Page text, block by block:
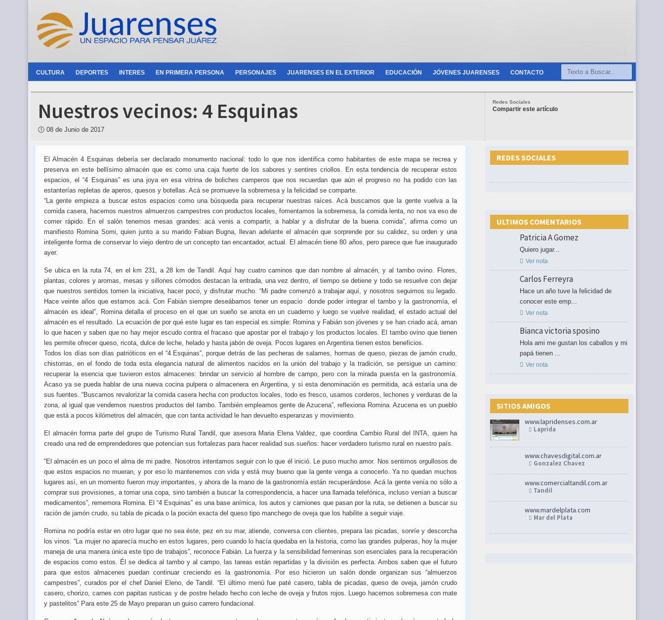
CULTURA DEPORTES INTERES EN PRIMERA PERSONA PERSONAJES JUARENSES EN EL EXTERIOR EDUCACIÓN JÓVENES JUARENSES CONTACTO
Redes Sociales
Compartir este artículo
Nuestros vecinos: 4 Esquinas
🕔 08 de Junio de 2017
El Almacén 4 Esquinas debería ser declarado monumento nacional: todo lo que nos identifica como habitantes de este mapa se recrea y
preserva en este bellísimo almacén que es como una caja fuerte de los sabores y sentires criollos. En esta tendencia de recuperar estos
espacios, el “4 Esquinas” es una joya en esa vitrina de boliches camperos que nos recuerdan que aún el progreso no ha podido con las
estanterías repletas de aperos, quesos y botellas. Acá se promueve la sobremesa y la felicidad se comparte.
“La gente empieza a buscar estos espacios como una búsqueda para recuperar nuestras raíces. Acá buscamos que la gente vuelva a la
comida casera, hacemos nuestros almuerzos campestres con productos locales, fomentamos la sobremesa, la comida lenta, no nos va eso de
comer rápido. En el salón tenemos mesas grandes: acá venis a compartir, a hablar y a disfrutar de la buena comida”, afirma como un
manifiesto Romina Somi, quien junto a su marido Fabian Bugna, llevan adelante el almacén que sorprende por su calidez, su orden y una
inteligente forma de conservar lo viejo dentro de un concepto tan encantador, actual. El almacén tiene 80 años, pero parece que fue inaugurado
ayer.
Se ubica en la ruta 74, en el km 231, a 28 km de Tandil. Aquí hay cuatro caminos que dan nombre al almacén, y al tambo ovino. Flores,
plantas, colores y aromas, mesas y sillones cómodos destacan la entrada, una vez dentro, el tiempo se detiene y todo se resuelve con dejar
que nuestros sentidos tomen la iniciativa, hacer poco, y disfrutar mucho. “Mi padre comenzó a trabajar aquí, y nosotros seguimos su legado.
Hace veinte años que estamos acá. Con Fabián siempre deseábamos tener un espacio donde poder integrar el tambo y la gastronomía, el
almacén es ideal”, Romina detalla el proceso en el que un sueño se anota en un cuaderno y luego se vuelve realidad, el estado actual del
almacén es el resultado. La ecuación de por qué este lugar es tan especial es simple: Romina y Fabián son jóvenes y se han criado acá, aman
lo que hacen y saben que no hay mejor escudo contra el fracaso que apostar por el trabajo y los productos locales. El tambo ovino que tienen
les permite ofrecer queso, ricota, dulce de leche, helado y hasta jabón de oveja. Pocos lugares en Argentina tienen estos beneficios.
Todos los días son días patrióticos en el “4 Esquinas”, porque detrás de las pecheras de salames, hormas de queso, piezas de jamón crudo,
chistorras, en el fondo de toda esta elegancia natural de alimentos nacidos en la unión del trabajo y la tradición, se persigue un camino:
recuperar la esencia que tuvieron estos almacenes: brindar un servicio al hombre de campo, pero con la mirada puesta en la gastronomía.
Acaso ya se pueda hablar de una nueva cocina pulpera o almacenera en Argentina, y si esta denominación es permitida, acá estaría una de
sus fuentes. “Buscamos revalorizar la comida casera hecha con productos locales, todo es fresco, usamos corderos, lechones y verduras de la
zona, al igual que vendemos nuestros productos del tambo. También empleamos gente de Azucena”, reflexiona Romina. Azucena es un pueblo
que está a pocos kilómetros del almacén, que con tanta actividad le han devuelto esperanzas y movimiento.
El almacén forma parte del grupo de Turismo Rural Tandil, que asesora Maria Elena Valdez, que coordina Cambio Rural del INTA, quien ha
creado una red de emprendedores que potencian sus fortalezas para hacer realidad sus sueños: hacer verdadero turismo rural en nuestro país.
“El almacén es un poco el alma de mi padre. Nosotros intentamos seguir con lo que él inició. Le puso mucho amor. Nos sentimos orgullosos de
que estos espacios no mueran, y por eso lo mantenemos con vida y está muy bueno que la gente venga a conocerlo. Ya no quedan muchos
lugares así, en un momento fueron muy importantes, y ahora de la mano de la gastronomía están recuperándose. Acá la gente venía no sólo a
comprar sus provisiones, a tomar una copa, sino también a buscar la correspondencia, a hacer una llamada telefónica, incluso venían a buscar
medicamentos”, rememora Romina. El “4 Esquinas” es una base anímica, los autos y camiones que pasan por la ruta, se detienen a buscar su
ración de jamón crudo, su tabla de picada o la poción exacta del queso tipo manchego de oveja que los habilite a seguir viaje.
Romina no podría estar en otro lugar que no sea éste, pez en su mar, atiende, conversa con clientes, prepara las picadas, sonríe y descorcha
los vinos. “La mujer no aparecía mucho en estos lugares, pero cuando lo hacía quedaba en la historia, como las grandes pulperas, hoy la mujer
maneja de una manera única este tipo de trabajos”, reconoce Fabián. La fuerza y la sensibilidad femeninas son esenciales para la recuperación
de espacios como estos. Él se dedica al tambo y al campo, las tareas están repartidas y la división es perfecta. Ambos saben que el futuro
para que estos almacenes puedan continuar creciendo es la gastronomía. Por eso hicieron un salón donde organizan sus “almuerzos
campestres”, curados por el chef Daniel Eleno, de Tandil. “El último menú fue paté casero, tabla de picadas, queso de oveja, jamón crudo
casero, chorizo, carnes con papitas rusticas y de postre helado hecho con leche de oveja y frutos rojos. Luego hacemos sobremesa con mate
y pastelitos” Para este 25 de Mayo preparan un guiso carrero fundacional.
REDES SOCIALES
ULTIMOS COMENTARIOS
Patricia A Gomez
Quiero jugar...
 Ver nota
Carlos Ferreyra
Hace un año tuve la felicidad de
conocer este emp...
 Ver nota
Bianca victoria sposino
Hola ami me gustan los caballos y mi
papá tienen ...
 Ver nota
SITIOS AMIGOS
www.lapridenses.com.ar
Laprida
www.chavesdigital.com.ar
Gonzalez Chavez
www.comercialtandil.com.ar
Tandil
www.mardelplata.com
Mar del Plata